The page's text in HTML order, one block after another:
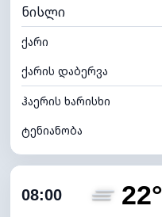
ხილვადობა
განათების ინდექსი
ღრუბლის სიმაღლე
ნისლი
ქარი
ქარის დაბერვა
ჰაერის ხარისხი
ტენიანობა
ღრუბლიანობა
08:00 22°